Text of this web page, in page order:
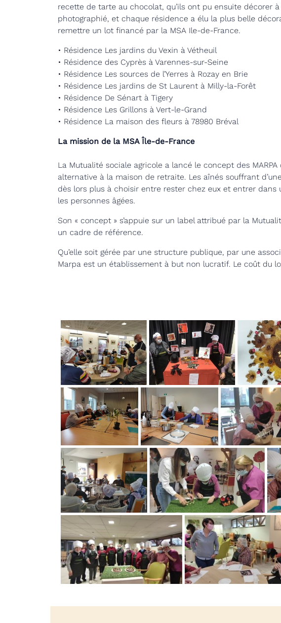
recette de tarte au chocolat, qu’ils ont pu ensuite décorer
photographié, et chaque résidence a élu la plus belle
remettre un lot financé par la MSA Ile-de-France.
• Résidence Les jardins du Vexin à Vétheuil
• Résidence des Cyprès à Varennes-sur-Seine
• Résidence Les sources de l’Yerres à Rozay en Brie
• Résidence Les jardins de St Laurent à Milly-la-Forêt
• Résidence De Sénart à Tigery
• Résidence Les Grillons à Vert-le-Grand
• Résidence La maison des fleurs à 78980 Bréval
La mission de la MSA Île-de-France
La Mutualité sociale agricole a lancé le concept des
alternative à la maison de retraite. Les aînés souffrant
dès lors plus à choisir entre rester chez eux et entrer dans
les personnes âgées.
Son « concept » s’appuie sur un label attribué par la
un cadre de référence.
Qu’elle soit gérée par une structure publique, par une
Marpa est un établissement à but non lucratif. Le coût du